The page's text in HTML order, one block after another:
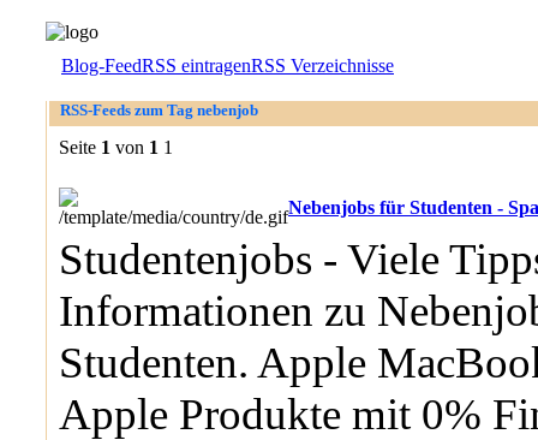
Blog-FeedRSS eintragenRSS Verzeichnisse
RSS-Feeds zum Tag nebenjob
Seite 1 von 1 1
Nebenjobs für Studenten -
Studentenjobs - Viele
Informationen zu
Studenten. Apple
Apple Produkte mit 0%